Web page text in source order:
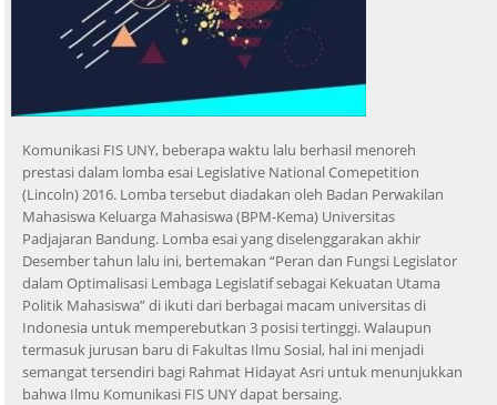
Komunikasi FIS UNY, beberapa waktu lalu berhasil menoreh
prestasi dalam lomba esai Legislative National Comepetition
(Lincoln) 2016. Lomba tersebut diadakan oleh Badan Perwakilan
Mahasiswa Keluarga Mahasiswa (BPM-Kema) Universitas
Padjajaran Bandung. Lomba esai yang diselenggarakan akhir
Desember tahun lalu ini, bertemakan “Peran dan Fungsi Legislator
dalam Optimalisasi Lembaga Legislatif sebagai Kekuatan Utama
Politik Mahasiswa” di ikuti dari berbagai macam universitas di
Indonesia untuk memperebutkan 3 posisi tertinggi. Walaupun
termasuk jurusan baru di Fakultas Ilmu Sosial, hal ini menjadi
semangat tersendiri bagi Rahmat Hidayat Asri untuk menunjukkan
bahwa Ilmu Komunikasi FIS UNY dapat bersaing.